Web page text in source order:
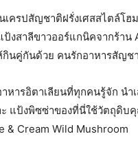
เครปสัญชาติฝรั่งเศสสไตล์โฮ
ป้งสาลีขาวออร์แกนิคจากร้า
กินคู่กันด้วย คนรักอาหารสัญช
าหารอิตาเลียนที่ทุกคนรู้จัก น
แป้งพิซซ่าของที่นี่ใช้วัตถุดิบ
& Cream Wild Mushroom